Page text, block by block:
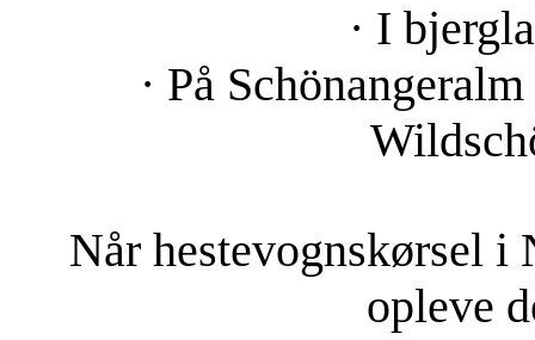
· I
· På
Når hestevognskørsel i
opleve